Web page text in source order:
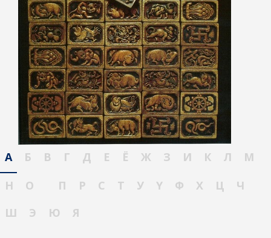
А Б В Г Д Е Ё Ж З И К Л
М
Н
О П Р С Т У Ү Ф Х Ц
Ч
Ш
Э Ю Я